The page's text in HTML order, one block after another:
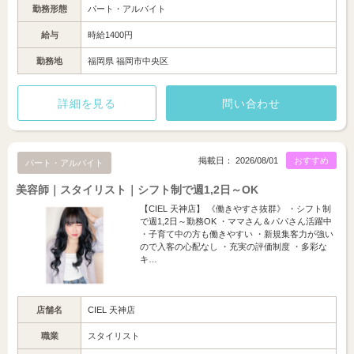
勤務形態 パート・アルバイト
給与 時給1400円
勤務地 福岡県 福岡市中央区
詳細を見る 問い合わせ
パート・アルバイト おすすめ
掲載日： 2026/08/01
美容師｜スタイリスト｜シフト制で週1,2日～OK
【CIEL 天神店】 《働きやすさ抜群》 ・シフト制
で週1,2日～勤務OK ・ママさん＆パパさん活躍中
・子育て中の方も働きやすい ・新規集客力が強い
ので入客の心配なし ・充実の評価制度 ・多彩な
キ…
店舗名 CIEL 天神店
職業 スタイリスト